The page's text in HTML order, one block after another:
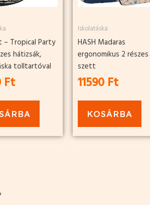
– Tropical Party
hátizsák,
tolltartóval
Ft
Iskolatáska
HASH Madaras
ergonomikus 2 részes
szett
11590 Ft
KOSÁRBA